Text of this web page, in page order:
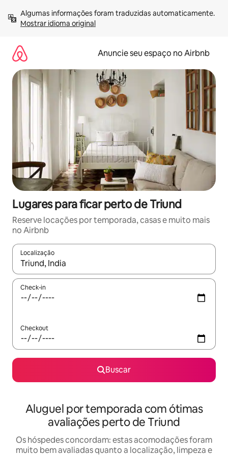
para
Mostrar idioma original
Anuncie seu espaço no Airbnb
Lugares para ficar perto de Triund
Reserve locações por temporada, casas e muito mais
no Airbnb
Localização
Quando os resultados estiverem disponíveis, explore-os
Check-in
Checkout
Buscar
Aluguel por temporada com ótimas
avaliações perto de Triund
Os hóspedes concordam: estas acomodações foram
muito bem avaliadas quanto a localização, limpeza e